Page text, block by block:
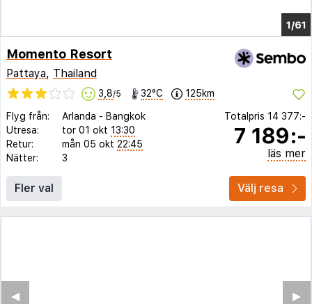
1/56
Momento Resort
Pattaya, Thailand
3,8/5 32°C 125km
Flyg från: Arlanda - Bangkok
Utresa:
tor 01 okt 13:30
Retur:
mån 05 okt 22:45
Nätter:
3
Totalpris 14 377:-
7 189:-
läs mer
Fler val Välj resa
▶︎
◀︎